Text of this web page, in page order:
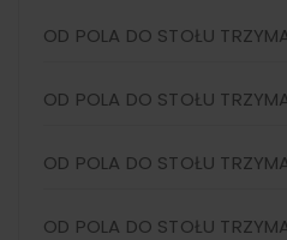
OD POLA DO STOŁU
OD POLA DO STOŁU
OD POLA DO STOŁU
OD POLA DO STOŁU